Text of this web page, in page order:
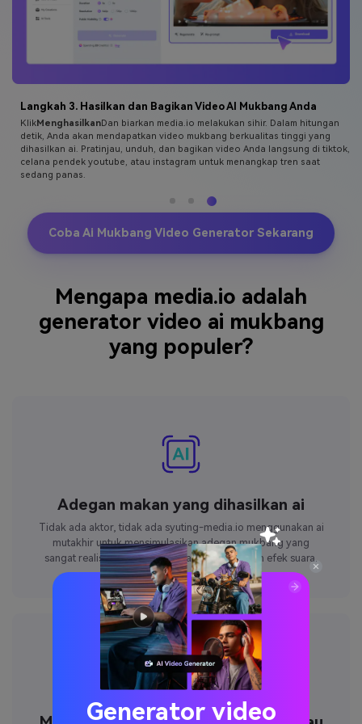
Langkah 3. Hasilkan dan Bagikan Video AI Mukbang Anda
KlikMenghasilkanDan biarkan media.io melakukan sihir. Dalam hitungan
detik, Anda akan mendapatkan video mukbang berkualitas tinggi yang
dihasilkan ai. Pratinjau, unduh, dan bagikan video Anda langsung di tiktok,
celana pendek youtube, atau instagram untuk menangkap tren saat
sedang panas.
Coba Ai Mukbang Video Generator Sekarang
Mengapa media.io adalah
generator video ai mukbang
yang populer?
Adegan makan yang dihasilkan ai
Tidak ada aktor, tidak ada syuting-media.io menggunakan ai
mutakhir untuk mensimulasikan adegan mukbang yang
sangat realistis dengan makanan, gerakan, dan efek suara.
Generator video